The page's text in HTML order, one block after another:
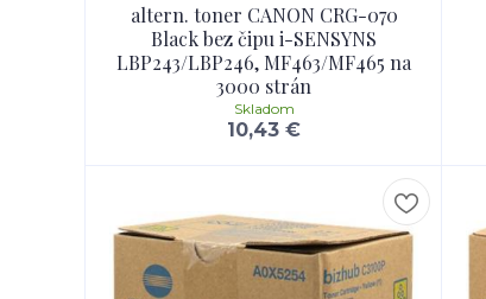
altern. toner CANON CRG-070
Black bez čipu i-SENSYNS
LBP243/LBP246, MF463/MF465 na
3000 strán
10,43 €
Skladom